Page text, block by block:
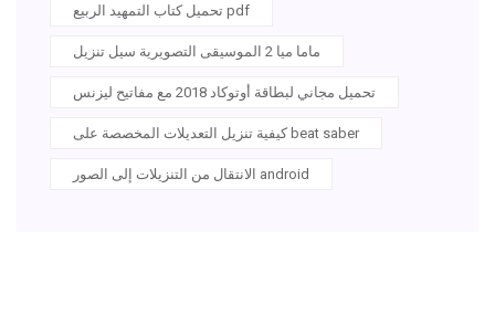
تحميل كتاب التمهيد الربيع pdf
ماما ميا 2 الموسيقى التصويرية سيل تنزيل
تحميل مجاني لبطاقة أوتوكاد 2018 مع مفاتيح ليزنس
كيفية تنزيل التعديلات المخصصة على beat saber
الانتقال من التنزيلات إلى الصور android